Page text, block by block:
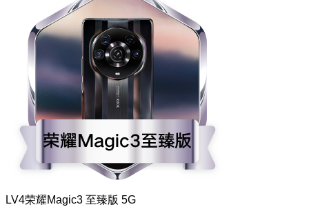
LV4荣耀Magic3 至臻版 5G